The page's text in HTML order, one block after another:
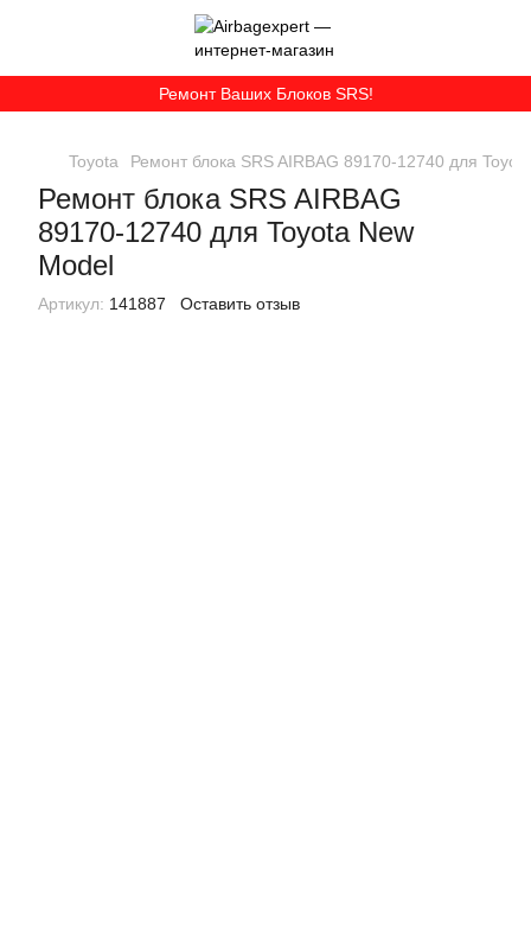
Ремонт Ваших Блоков SRS!
Toyota Ремонт блока SRS AIRBAG 89170-12740 для
Ремонт блока SRS AIRBAG
89170-12740 для Toyota New
Model
Артикул: 141887 Оставить отзыв